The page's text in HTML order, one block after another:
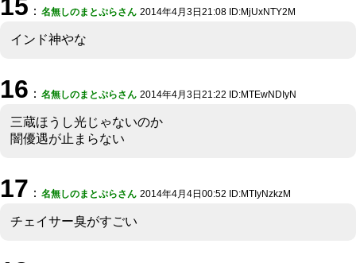
15 ： 名無しのまとぷらさん 2014年4月3日21:08 ID:MjUxNTY2M
インド神やな
16 ： 名無しのまとぷらさん 2014年4月3日21:22 ID:MTEwNDIyN
三蔵ほうし光じゃないのか
闇優遇が止まらない
17 ： 名無しのまとぷらさん 2014年4月4日00:52 ID:MTIyNzkzM
チェイサー臭がすごい